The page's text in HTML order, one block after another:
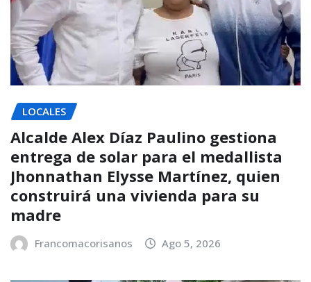
LOCALES
Alcalde Alex Díaz Paulino gestiona
entrega de solar para el medallista
Jhonnathan Elysse Martínez, quien
construirá una vivienda para su
madre
Francomacorisanos Ago 5, 2026